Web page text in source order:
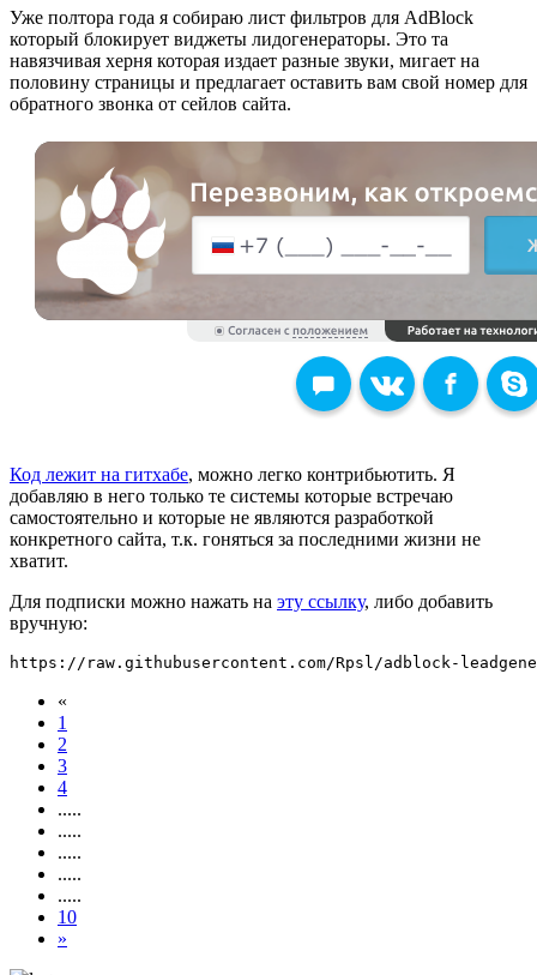
Уже полтора года я собираю лист фильтров для AdBlock
который блокирует виджеты лидогенераторы. Это та
навязчивая херня которая издает разные звуки, мигает на
половину страницы и предлагает оставить вам свой номер для
обратного звонка от сейлов сайта.
Код лежит на гитхабе, можно легко контрибьютить. Я
добавляю в него только те системы которые встречаю
самостоятельно и которые не являются разработкой
конкретного сайта, т.к. гоняться за последними жизни не
хватит.
Для подписки можно нажать на эту ссылку, либо добавить
вручную:
«
1
2
3
4
.....
.....
.....
.....
.....
10
»